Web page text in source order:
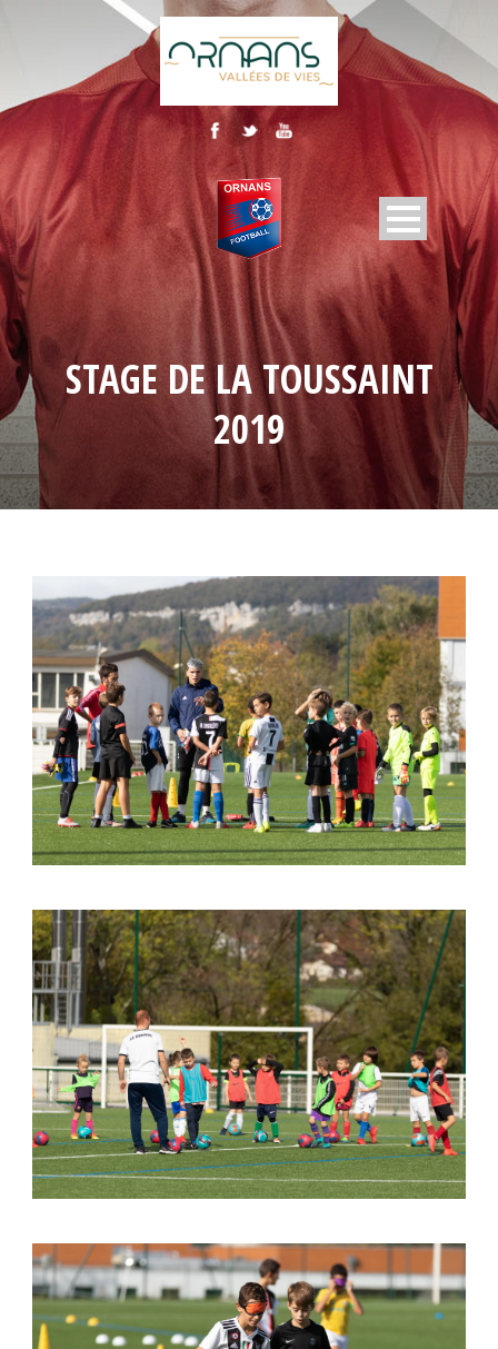
STAGE DE LA TOUSSAINT
2019